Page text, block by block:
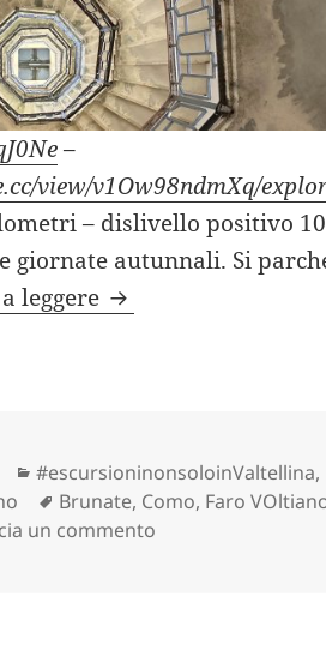
–
view/v1Ow98ndmXq/
– dislivello positivo
giornate autunnali. Si
leggere ANELLO BRUNATE
Categorie
#escursioninonsoloinValtellina,
Tag
Brunate, Como, Faro
un commento